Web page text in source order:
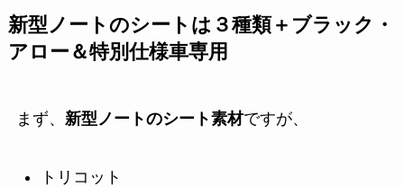
新型ノートのシートは３種類＋ブラック・
アロー＆特別仕様車専用
まず、 新型ノートのシート素材ですが、
トリコット